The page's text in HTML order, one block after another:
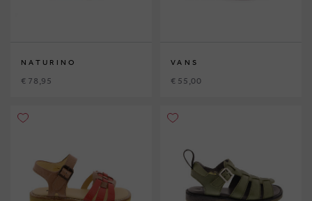
NATURINO
€ 78,95
VANS
€ 55,00